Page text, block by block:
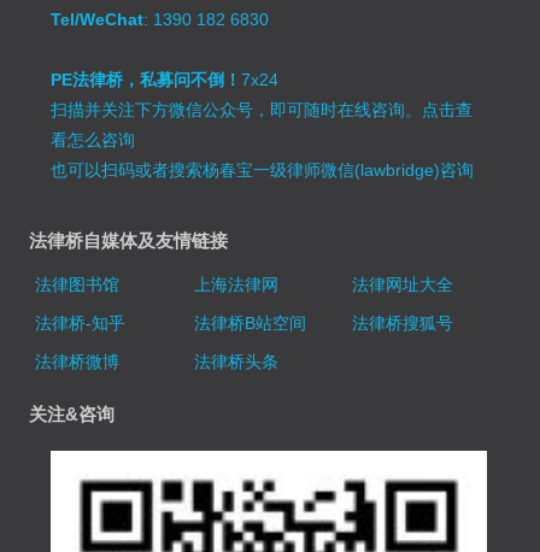
Tel/WeChat: 1390 182 6830
PE法律桥，私募问不倒！7x24
扫描并关注下方微信公众号，即可随时在线咨询。 点击查
看怎么咨询
也可以扫码或者搜索杨春宝一级律师微信(lawbridge)咨询
法律桥自媒体及友情链接
法律图书馆 上海法律网
法律网址大全
法律桥-知乎
法律桥B站空间
法律桥搜狐号
法律桥微博
法律桥头条
关注&咨询